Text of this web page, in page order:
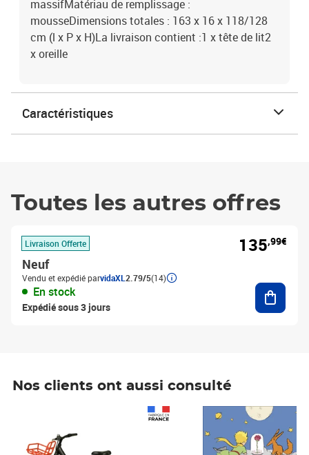
massifMatériau de remplissage :
mousseDimensions totales : 163 x 16 x 118/128
cm (l x P x H)La livraison contient :1 x tête de lit2
x oreille
Caractéristiques
Toutes les autres offres
Livraison Offerte
Neuf
Vendu et expédié parvidaXL 2.79/5(14)
En stock
Expédié sous 3 jours
135,99€
Nos clients ont aussi consulté
Prix 7,50€